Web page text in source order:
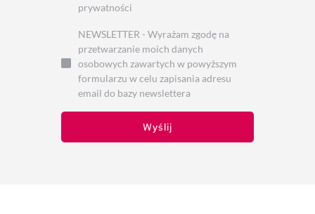
prywatności
NEWSLETTER - Wyrażam zgodę na
przetwarzanie moich danych
osobowych zawartych w powyższym
formularzu w celu zapisania adresu
email do bazy newslettera
Wyślij